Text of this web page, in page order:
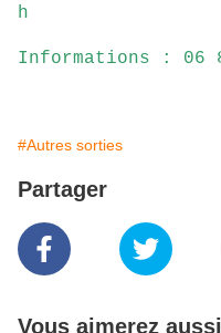
h
Informations : 06
#Autres sorties
Partager
Vous aimerez aussi